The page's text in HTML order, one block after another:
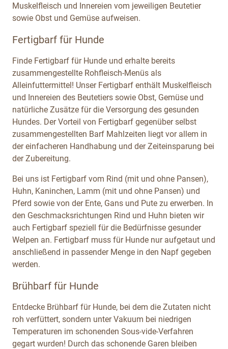
Muskelfleisch und Innereien vom jeweiligen Beutetier
sowie Obst und Gemüse aufweisen.
Fertigbarf für Hunde
Finde Fertigbarf für Hunde und erhalte bereits
zusammengestellte Rohfleisch-Menüs als
Alleinfuttermittel! Unser Fertigbarf enthält Muskelfleisch
und Innereien des Beutetiers sowie Obst, Gemüse und
natürliche Zusätze für die Versorgung des gesunden
Hundes. Der Vorteil von Fertigbarf gegenüber selbst
zusammengestellten Barf Mahlzeiten liegt vor allem in
der einfacheren Handhabung und der Zeiteinsparung bei
der Zubereitung.
Bei uns ist Fertigbarf vom Rind (mit und ohne Pansen),
Huhn, Kaninchen, Lamm (mit und ohne Pansen) und
Pferd sowie von der Ente, Gans und Pute zu erwerben. In
den Geschmacksrichtungen Rind und Huhn bieten wir
auch Fertigbarf speziell für die Bedürfnisse gesunder
Welpen an. Fertigbarf muss für Hunde nur aufgetaut und
anschließend in passender Menge in den Napf gegeben
werden.
Brühbarf für Hunde
Entdecke Brühbarf für Hunde, bei dem die Zutaten nicht
roh verfüttert, sondern unter Vakuum bei niedrigen
Temperaturen im schonenden Sous-vide-Verfahren
gegart wurden! Durch das schonende Garen bleiben